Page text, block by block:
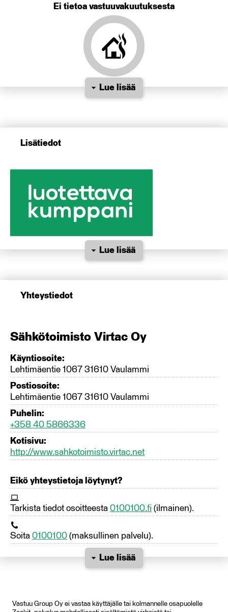
Ei tietoa vastuuvakuutuksesta
Lue lisää
Lisätiedot
Lue lisää
Yhteystiedot
Sähkötoimisto Virtac Oy
Käyntiosoite:
Lehtimäentie 1067 31610 Vaulammi
Postiosoite:
Lehtimäentie 1067 31610 Vaulammi
Puhelin:
+358 40 5866336
Kotisivu:
http://www.sahkotoimisto.virtac.net
Eikö yhteystietoja löytynyt?
Tarkista tiedot osoitteesta 0100100.fi (ilmainen).
Soita 0100100 (maksullinen palvelu).
Lue lisää
Vastuu Group Oy ei vastaa käyttäjälle tai kolmannelle osapuolelle